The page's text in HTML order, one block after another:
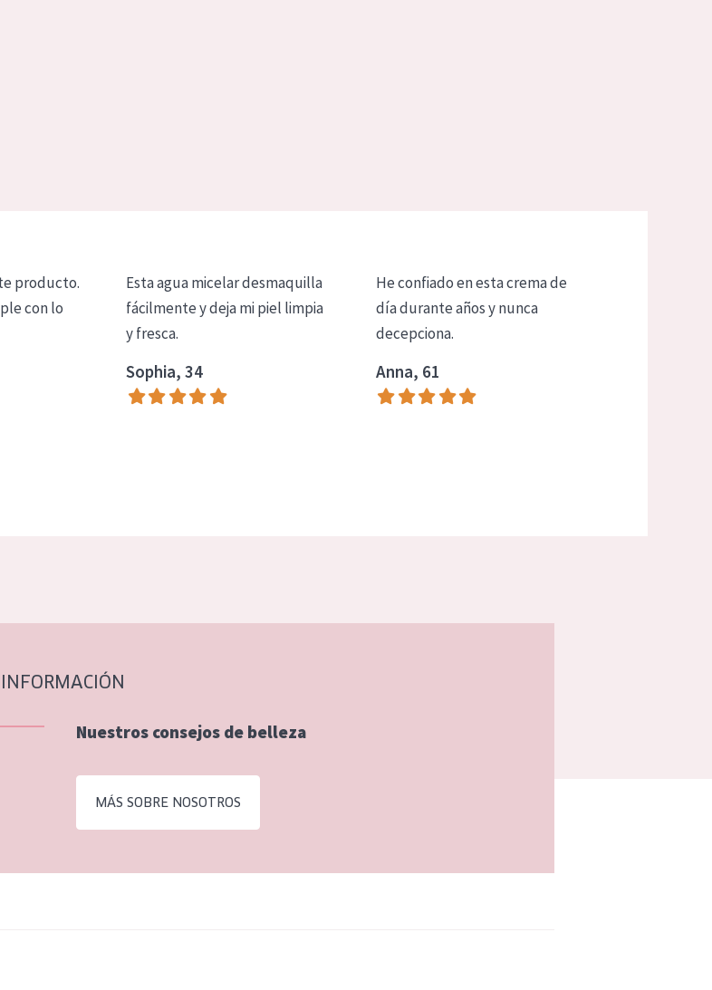
producto.
con lo
Esta agua micelar desmaquilla
fácilmente y deja mi piel limpia
y fresca.
Sophia, 34
He confiado en esta crema de
día durante años y nunca
decepciona.
Anna, 61
Nuestros consejos de belleza
MÁS SOBRE NOSOTROS